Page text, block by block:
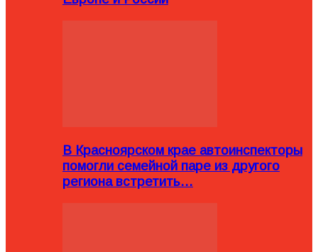
В Красноярском крае автоинспекторы
помогли семейной паре из другого
региона встретить…